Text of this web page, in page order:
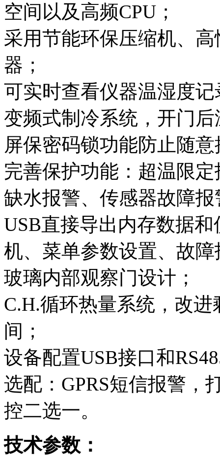
空间以及高频CPU；
采用节能环保压缩机、
器；
可实时查看仪器温湿度
变频式制冷系统，开门
屏保密码锁功能防止随
完善保护功能：超温限
缺水报警、传感器故障报
USB直接导出内存数据
机、菜单参数设置、故
玻璃内部观察门设计；
C.H.循环热量系统，改
间；
设备配置USB接口和
选配：GPRS短信报警，
控二选一。
技术参数：